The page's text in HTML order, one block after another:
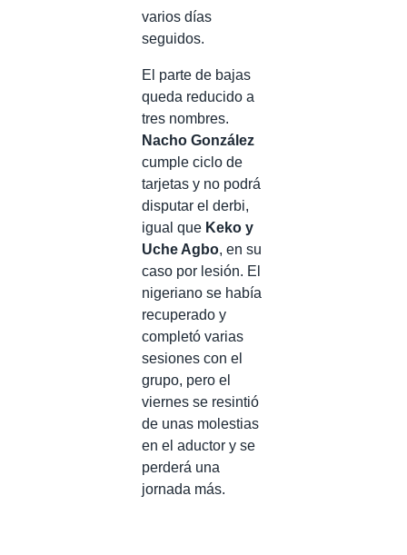
varios días
seguidos.
El parte de bajas
queda reducido a
tres nombres.
Nacho González
cumple ciclo de
tarjetas y no podrá
disputar el derbi,
igual que Keko y
Uche Agbo, en su
caso por lesión. El
nigeriano se había
recuperado y
completó varias
sesiones con el
grupo, pero el
viernes se resintió
de unas molestias
en el aductor y se
perderá una
jornada más.